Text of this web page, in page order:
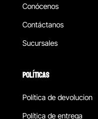
Conócenos
Contáctanos
Sucursales
POLÍTICAS
Política de devolucion
Política de entrega